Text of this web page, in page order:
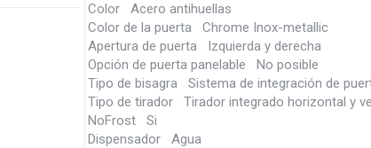
Color Acero antihuellas
Color de la puerta Chrome Inox-metallic
Apertura de puerta Izquierda y derecha
Opción de puerta panelable No posible
Tipo de bisagra Sistema de integración de
Tipo de tirador Tirador integrado horizontal y
NoFrost Si
Dispensador Agua